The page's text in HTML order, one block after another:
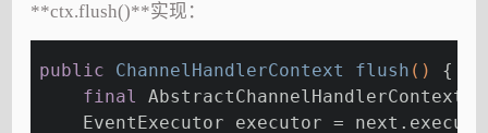
**ctx.flush()**实现：
public ChannelHandlerContext flush ()
{
final
AbstractChannelHandlerContext
EventExecutor executor =